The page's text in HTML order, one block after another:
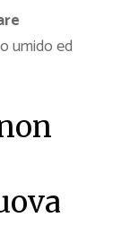
umido ed